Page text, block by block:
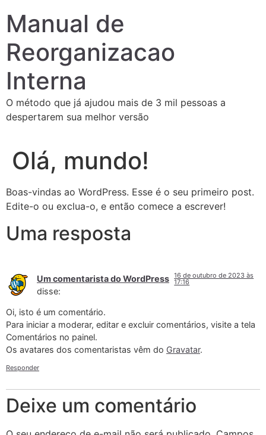
Manual de
Reorganizacao
Interna
O método que já ajudou mais de 3 mil pessoas a
despertarem sua melhor versão
Olá, mundo!
Boas-vindas ao WordPress. Esse é o seu primeiro post.
Edite-o ou exclua-o, e então comece a escrever!
Uma resposta
Um comentarista do WordPress
disse:
16 de outubro de 2023 às
17:16
Oi, isto é um comentário.
Para iniciar a moderar, editar e excluir comentários, visite a tela
Comentários no painel.
Os avatares dos comentaristas vêm do Gravatar.
Responder
Deixe um comentário